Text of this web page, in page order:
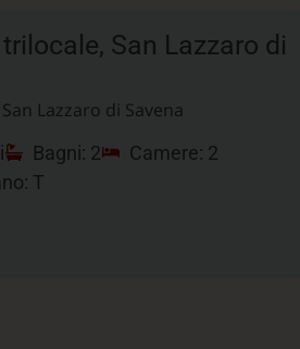
San Lazzaro di
Lazzaro di Savena
Bagni: 2
Camere: 2
T